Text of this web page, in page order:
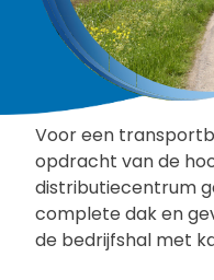
Voor een
opdracht van de
distributiecentrum
complete dak en
de bedrijfshal met